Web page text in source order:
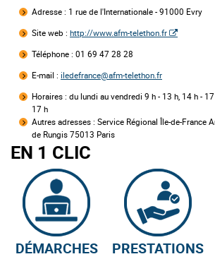
Adresse : 1 rue de l'Internationale - 91000 Evry
Site web : http://www.afm-telethon.fr
Téléphone : 01 69 47 28 28
E-mail : iledefrance@afm-telethon.fr
Horaires : du lundi au vendredi 9 h - 13 h, 14 h -
17 h
Autres adresses : Service Régional Île-de-France
de Rungis 75013 Paris
EN 1 CLIC
DÉMARCHES PRESTATIONS